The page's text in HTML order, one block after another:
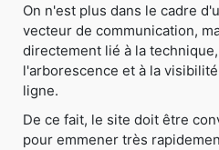
On n'est plus dans le cadre
vecteur de communication,
directement lié à la
l'arborescence et à la
ligne.
De ce fait, le site doit être
pour emmener très